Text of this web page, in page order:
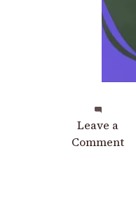
Leave a
Comment
on
Участие